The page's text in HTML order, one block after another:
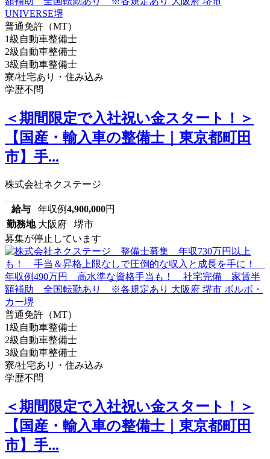
普通免許（MT）
1級自動車整備士
2級自動車整備士
3級自動車整備士
寮/社宅あり・住み込み
学歴不問
＜期間限定で入社祝い金スタート！＞
【国産・輸入車の整備士｜東京都町田
市】手...
株式会社ネクステージ
給与 年収例4,900,000円
勤務地 大阪府 堺市
募集が停止しています
普通免許（MT）
1級自動車整備士
2級自動車整備士
3級自動車整備士
寮/社宅あり・住み込み
学歴不問
＜期間限定で入社祝い金スタート！＞
【国産・輸入車の整備士｜東京都町田
市】手...